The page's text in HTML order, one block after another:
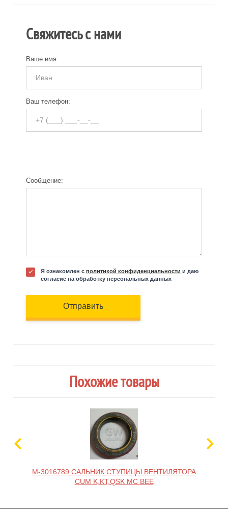
Свяжитесь с нами
Ваше имя:
Ваш телефон:
Сообщение:
Я ознакомлен с политикой конфиденциальности и даю
согласие на обработку персональных данных
Отправить
Похожие товары
M-3016789 САЛЬНИК СТУПИЦЫ ВЕНТИЛЯТОРА
CUM K,KT,QSK MC BEE